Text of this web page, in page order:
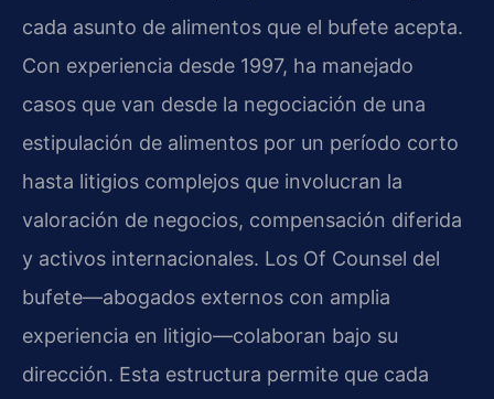
cada asunto de alimentos que el bufete acepta.
Con experiencia desde 1997, ha manejado
casos que van desde la negociación de una
estipulación de alimentos por un período corto
hasta litigios complejos que involucran la
valoración de negocios, compensación diferida
y activos internacionales. Los Of Counsel del
bufete—abogados externos con amplia
experiencia en litigio—colaboran bajo su
dirección. Esta estructura permite que cada